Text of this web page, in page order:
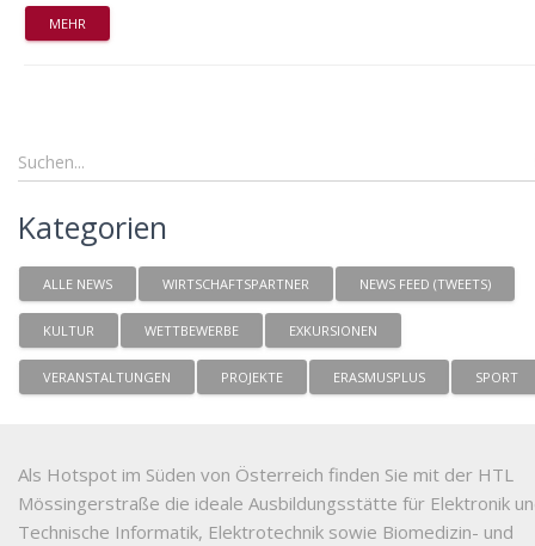
MEHR
Kategorien
ALLE NEWS WIRTSCHAFTSPARTNER NEWS FEED (TWEETS)
KULTUR WETTBEWERBE EXKURSIONEN
VERANSTALTUNGEN PROJEKTE ERASMUSPLUS SPORT
Als Hotspot im Süden von Österreich finden Sie mit der HTL
Mössingerstraße die ideale Ausbildungsstätte für Elektronik
Technische Informatik, Elektrotechnik sowie Biomedizin- und